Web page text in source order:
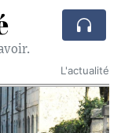
L'actualité